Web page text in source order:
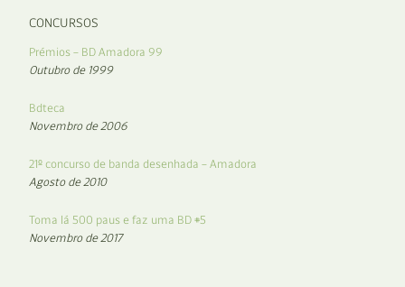
CONCURSOS
Prémios – BD Amadora 99
Outubro de 1999
Bdteca
Novembro de 2006
21º concurso de banda desenhada – Amadora
Agosto de 2010
Toma lá 500 paus e faz uma BD #5
Novembro de 2017